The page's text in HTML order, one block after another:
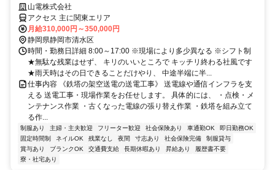
う♪3食食事付き＆社員寮あり
山電株式会社
アクセス 主に関東エリア
月給310,000円～350,000円
静岡県静岡市清水区
時間・勤務日詳細 8:00～17:00 ※現場により多少異なる ※シフト制
★無駄な残業はせず、 キリのいいところで キッチリ終わる社風です
★雨天時はその日できることだけやり、 中途半端に半...
仕事内容 《鉄塔の架空送電の送電工事》 送電線や通信インフラを支
える 送電工事・現場作業をお任せします。 具体的には、 ・点検・メ
ンテナンス作業 ・古くなった電線の張り替え作業 ・鉄塔を組み立て
る作...
制服あり 主婦・主夫歓迎 フリーター歓迎 社会保険あり 車通勤OK
即日勤務OK
固定時間制
ネイルOK 残業なし 夜間 寸志あり 社会保険完備
制服貸与
賞与あり
ブランクOK 交通費支給 長期休暇あり 昇給あり
履歴書不要
寮・社宅あり